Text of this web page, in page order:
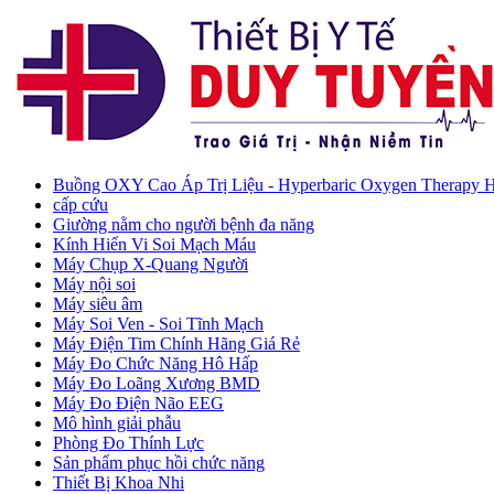
Buồng OXY Cao Áp Trị Liệu - Hyperbaric Oxygen Therapy
cấp cứu
Giường nằm cho người bệnh đa năng
Kính Hiển Vi Soi Mạch Máu
Máy Chụp X-Quang Người
Máy nội soi
Máy siêu âm
Máy Soi Ven - Soi Tĩnh Mạch
Máy Điện Tim Chính Hãng Giá Rẻ
Máy Đo Chức Năng Hô Hấp
Máy Đo Loãng Xương BMD
Máy Đo Điện Não EEG
Mô hình giải phẫu
Phòng Đo Thính Lực
Sản phẩm phục hồi chức năng
Thiết Bị Khoa Nhi